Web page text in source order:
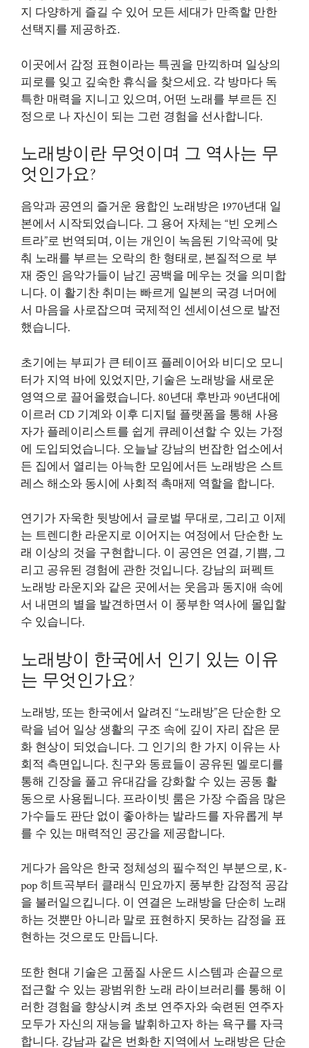
지 다양하게 즐길 수 있어 모든 세대가 만족할 만한
선택지를 제공하죠.
이곳에서 감정 표현이라는 특권을 만끽하며 일상의
피로를 잊고 깊숙한 휴식을 찾으세요. 각 방마다 독
특한 매력을 지니고 있으며, 어떤 노래를 부르든 진
정으로 나 자신이 되는 그런 경험을 선사합니다.
노래방이란 무엇이며 그 역사는 무
엇인가요?
음악과 공연의 즐거운 융합인 노래방은 1970년대 일
본에서 시작되었습니다. 그 용어 자체는 “빈 오케스
트라”로 번역되며, 이는 개인이 녹음된 기악곡에 맞
춰 노래를 부르는 오락의 한 형태로, 본질적으로 부
재 중인 음악가들이 남긴 공백을 메우는 것을 의미합
니다. 이 활기찬 취미는 빠르게 일본의 국경 너머에
서 마음을 사로잡으며 국제적인 센세이션으로 발전
했습니다.
초기에는 부피가 큰 테이프 플레이어와 비디오 모니
터가 지역 바에 있었지만, 기술은 노래방을 새로운
영역으로 끌어올렸습니다. 80년대 후반과 90년대에
이르러 CD 기계와 이후 디지털 플랫폼을 통해 사용
자가 플레이리스트를 쉽게 큐레이션할 수 있는 가정
에 도입되었습니다. 오늘날 강남의 번잡한 업소에서
든 집에서 열리는 아늑한 모임에서든 노래방은 스트
레스 해소와 동시에 사회적 촉매제 역할을 합니다.
연기가 자욱한 뒷방에서 글로벌 무대로, 그리고 이제
는 트렌디한 라운지로 이어지는 여정에서 단순한 노
래 이상의 것을 구현합니다. 이 공연은 연결, 기쁨, 그
리고 공유된 경험에 관한 것입니다. 강남의 퍼펙트
노래방 라운지와 같은 곳에서는 웃음과 동지애 속에
서 내면의 별을 발견하면서 이 풍부한 역사에 몰입할
수 있습니다.
노래방이 한국에서 인기 있는 이유
는 무엇인가요?
노래방, 또는 한국에서 알려진 “노래방”은 단순한 오
락을 넘어 일상 생활의 구조 속에 깊이 자리 잡은 문
화 현상이 되었습니다. 그 인기의 한 가지 이유는 사
회적 측면입니다. 친구와 동료들이 공유된 멜로디를
통해 긴장을 풀고 유대감을 강화할 수 있는 공동 활
동으로 사용됩니다. 프라이빗 룸은 가장 수줍음 많은
가수들도 판단 없이 좋아하는 발라드를 자유롭게 부
를 수 있는 매력적인 공간을 제공합니다.
게다가 음악은 한국 정체성의 필수적인 부분으로, K-
pop 히트곡부터 클래식 민요까지 풍부한 감정적 공감
을 불러일으킵니다. 이 연결은 노래방을 단순히 노래
하는 것뿐만 아니라 말로 표현하지 못하는 감정을 표
현하는 것으로도 만듭니다.
또한 현대 기술은 고품질 사운드 시스템과 손끝으로
접근할 수 있는 광범위한 노래 라이브러리를 통해 이
러한 경험을 향상시켜 초보 연주자와 숙련된 연주자
모두가 자신의 재능을 발휘하고자 하는 욕구를 자극
합니다. 강남과 같은 번화한 지역에서 노래방은 단순